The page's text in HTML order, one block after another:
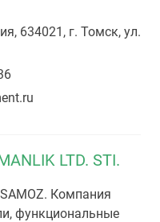
634021, г. Томск, ул.
LTD. STI.
SAMOZ. Компания
функциональные